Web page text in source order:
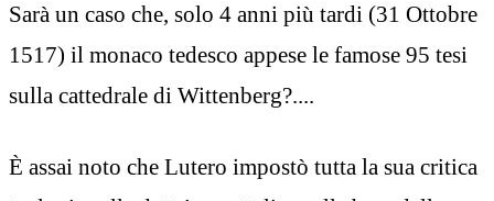
Sarà un caso che, solo 4 anni più tardi (31 Ottobre
1517) il monaco tedesco appese le famose 95 tesi
sulla cattedrale di Wittenberg?....
È assai noto che Lutero impostò tutta la sua critica